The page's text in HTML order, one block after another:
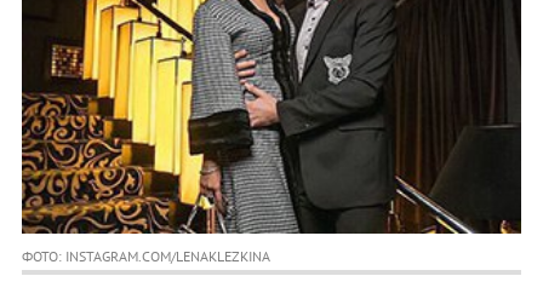
ФОТО: INSTAGRAM.COM/LENAKLEZKINA